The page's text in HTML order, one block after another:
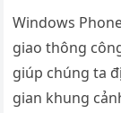
Windows
giao thông
giúp chúng ta
gian khung